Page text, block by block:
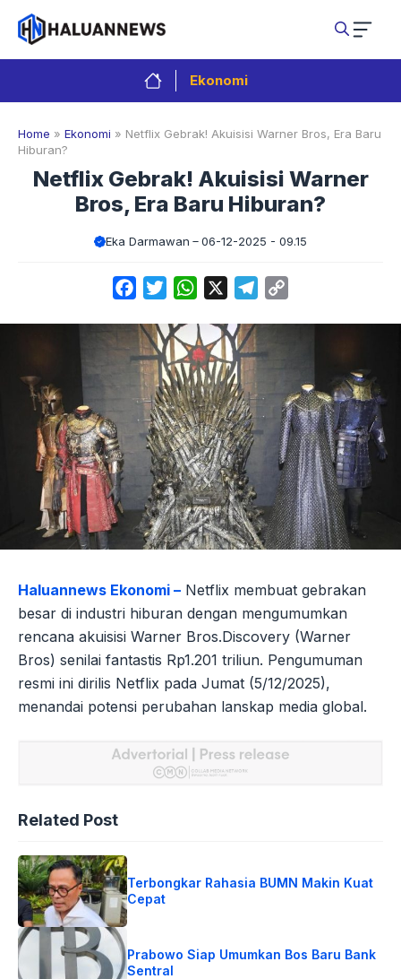
Langsung
isi
Ekonomi
Home » Ekonomi » Netflix Gebrak! Akuisisi Warner Bros, Era Baru
Hiburan?
Netflix Gebrak! Akuisisi Warner
Bros, Era Baru Hiburan?
Eka Darmawan 06-12-2025 - 09.15
FacebookTwitterWhatsApp Telegram
Haluannews Ekonomi – Netflix membuat gebrakan
besar di industri hiburan dengan mengumumkan
rencana akuisisi Warner Bros.Discovery (Warner
Bros) senilai fantastis Rp1.201 triliun. Pengumuman
resmi ini dirilis Netflix pada Jumat (5/12/2025),
menandai potensi perubahan lanskap media global.
Related Post
Terbongkar Rahasia BUMN Makin Kuat
Cepat
Prabowo Siap Umumkan Bos Baru Bank
Sentral